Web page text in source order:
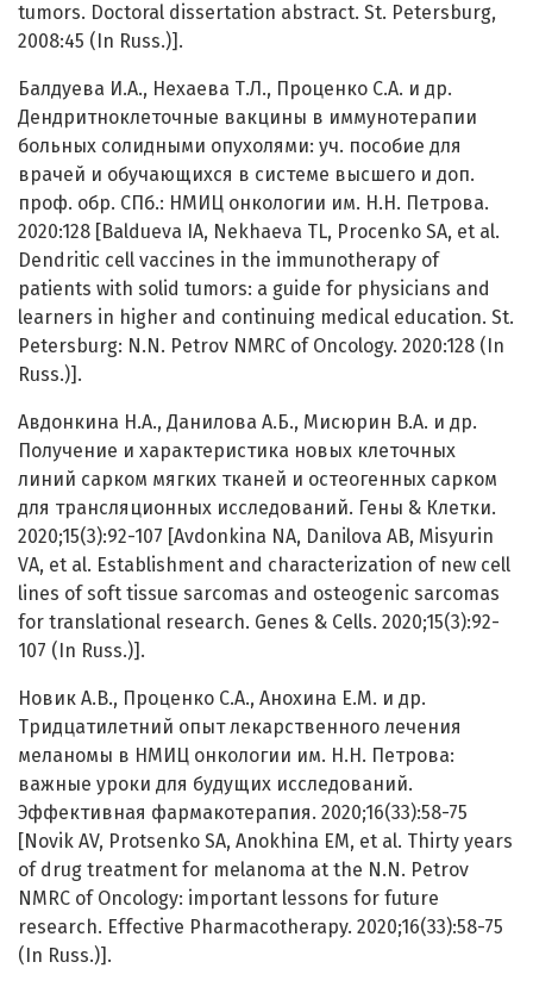
tumors. Doctoral dissertation abstract. St. Petersburg,
2008:45 (In Russ.)].
Балдуева И.А., Нехаева Т.Л., Проценко С.А. и др.
Дендритноклеточные вакцины в иммунотерапии
больных солидными опухолями: уч. пособие для
врачей и обучающихся в системе высшего и доп.
проф. обр. СПб.: НМИЦ онкологии им. Н.Н. Петрова.
2020:128 [Baldueva IA, Nekhaeva TL, Procenko SA, et al.
Dendritic cell vaccines in the immunotherapy of
patients with solid tumors: a guide for physicians and
learners in higher and continuing medical education. St.
Petersburg: N.N. Petrov NMRC of Oncology. 2020:128 (In
Russ.)].
Авдонкина Н.А., Данилова А.Б., Мисюрин В.А. и др.
Получение и характеристика новых клеточных
линий сарком мягких тканей и остеогенных сарком
для трансляционных исследований. Гены & Клетки.
2020;15(3):92-107 [Avdonkina NA, Danilova AB, Misyurin
VA, et al. Establishment and characterization of new cell
lines of soft tissue sarcomas and osteogenic sarcomas
for translational research. Genes & Cells. 2020;15(3):92-
107 (In Russ.)].
Новик А.В., Проценко С.А., Анохина Е.М. и др.
Тридцатилетний опыт лекарственного лечения
меланомы в НМИЦ онкологии им. Н.Н. Петрова:
важные уроки для будущих исследований.
Эффективная фармакотерапия. 2020;16(33):58-75
[Novik AV, Protsenko SA, Anokhina EM, et al. Thirty years
of drug treatment for melanoma at the N.N. Petrov
NMRC of Oncology: important lessons for future
research. Effective Pharmacotherapy. 2020;16(33):58-75
(In Russ.)].